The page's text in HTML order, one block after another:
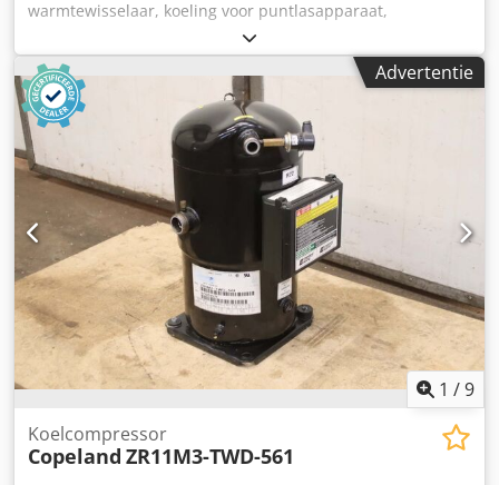
warmtewisselaar, koeling voor puntlasapparaat,
koelcompressor, koelmachine, koelcompressor,
koelaggregaat, koelcompressor, compressor,
motorcompressor, koelmachine, koelaggregaat,
koelmiddelpomp -Koelcompressor: Koelaggregaat Cooling
7 -Type: FK 7 -Koelvermogen: 1,6 kW Csdpfx Aozr
Hcmjklsha -Volume doorstroming: 5,2 l/min -Afmetingen:
570/360/H260 mm -Gewicht: 22,7 kg
Advertentie
1 /9
Koelcompressor
Copeland ZR11M3-TWD-561